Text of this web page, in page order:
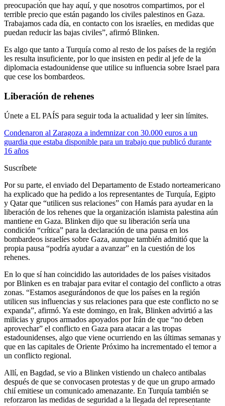
preocupación que hay aquí, y que nosotros compartimos, por el
terrible precio que están pagando los civiles palestinos en Gaza.
Trabajamos cada día, en contacto con los israelíes, en medidas que
puedan reducir las bajas civiles”, afirmó Blinken.
Es algo que tanto a Turquía como al resto de los países de la región
les resulta insuficiente, por lo que insisten en pedir al jefe de la
diplomacia estadounidense que utilice su influencia sobre Israel para
que cese los bombardeos.
Liberación de rehenes
Únete a EL PAÍS para seguir toda la actualidad y leer sin límites.
Condenaron al Zaragoza a indemnizar con 30.000 euros a un
guardia que estaba disponible para un trabajo que publicó durante
16 años
Suscríbete
Por su parte, el enviado del Departamento de Estado norteamericano
ha explicado que ha pedido a los representantes de Turquía, Egipto
y Qatar que “utilicen sus relaciones” con Hamás para ayudar en la
liberación de los rehenes que la organización islamista palestina aún
mantiene en Gaza. Blinken dijo que su liberación sería una
condición “crítica” para la declaración de una pausa en los
bombardeos israelíes sobre Gaza, aunque también admitió que la
propia pausa “podría ayudar a avanzar” en la cuestión de los
rehenes.
En lo que sí han coincidido las autoridades de los países visitados
por Blinken es en trabajar para evitar el contagio del conflicto a otras
zonas. “Estamos asegurándonos de que los países en la región
utilicen sus influencias y sus relaciones para que este conflicto no se
expanda”, afirmó. Ya este domingo, en Irak, Blinken advirtió a las
milicias y grupos armados apoyados por Irán de que “no deben
aprovechar” el conflicto en Gaza para atacar a las tropas
estadounidenses, algo que viene ocurriendo en las últimas semanas y
que en las capitales de Oriente Próximo ha incrementado el temor a
un conflicto regional.
Allí, en Bagdad, se vio a Blinken vistiendo un chaleco antibalas
después de que se convocasen protestas y de que un grupo armado
chií emitiese un comunicado amenazante. En Turquía también se
reforzaron las medidas de seguridad a la llegada del representante